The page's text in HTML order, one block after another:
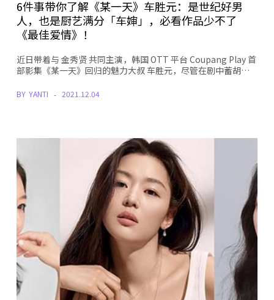
6件事带你了解《某一天》车胜元：是世纪好男
人，也是厨艺满分「车婶」，必看作品少不了
《最佳爱情》！
近日带着与 金秀贤 共同主演，韩国 OTT 平台 Coupang Play 首
部影集《某一天》回归的魅力大叔 车胜元，尽管在剧中蓄胡…
BY YANTI 2021.12.04